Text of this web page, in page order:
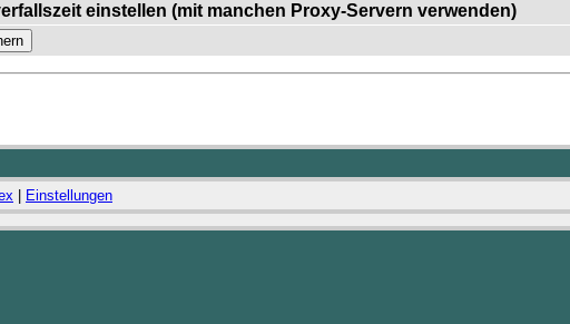
einstellen (mit manchen Proxy-Servern verwenden)
Einstellungen